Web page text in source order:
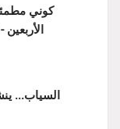
كوني
السياب...